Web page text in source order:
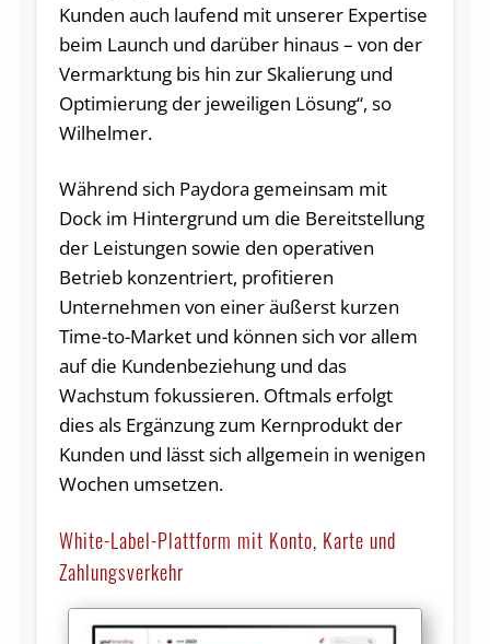
Kunden auch laufend mit unserer Expertise
beim Launch und darüber hinaus – von der
Vermarktung bis hin zur Skalierung und
Optimierung der jeweiligen Lösung“, so
Wilhelmer.
Während sich Paydora gemeinsam mit
Dock im Hintergrund um die Bereitstellung
der Leistungen sowie den operativen
Betrieb konzentriert, profitieren
Unternehmen von einer äußerst kurzen
Time-to-Market und können sich vor allem
auf die Kundenbeziehung und das
Wachstum fokussieren. Oftmals erfolgt
dies als Ergänzung zum Kernprodukt der
Kunden und lässt sich allgemein in wenigen
Wochen umsetzen.
White-Label-Plattform mit Konto, Karte und
Zahlungsverkehr